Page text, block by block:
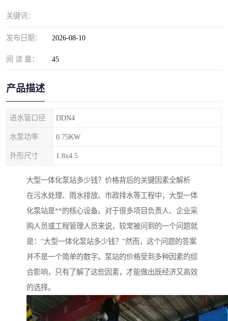
关键词：
发布日期： 2026-08-10
阅 读 量： 45
产品描述
进水管口径 DDN4
水泵功率 0.75KW
外形尺寸 1.8x4.5
大型一体化泵站多少钱？价格背后的关键因素全解析
在污水处理、雨水排放、市政排水等工程中，大型一体
化泵站是**的核心设备。对于很多项目负责人、企业采
购人员或工程管理人员来说，较常被问到的一个问题就
是：“大型一体化泵站多少钱？”然而，这个问题的答案
并不是一个简单的数字。泵站的价格受到多种因素的综
合影响，只有了解了这些因素，才能做出既经济又高效
的选择。
理设备
整形医院污水处理设备
酿酒厂一体化污水处理设
备
生活一体化污水处理设备
复合二氧化氯发生器污水
处理设备
屠宰场一体化污水处理设
地埋式一体化污水处理设
备设备
加药装置污水设备
城乡生活污水处理设备设 MBR膜污水处理设备
气浮机一体化污水处理设 污水处理设备生产厂家
印刷厂污水处理设备 二级生化污水处理设备
污水提升泵站
A2O污水处理设备 乡村污水处理一体化设备